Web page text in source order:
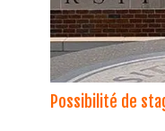
Possibilité de